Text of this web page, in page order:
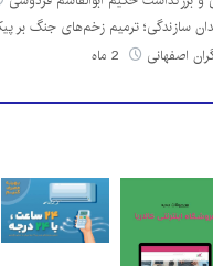
اصفهانی